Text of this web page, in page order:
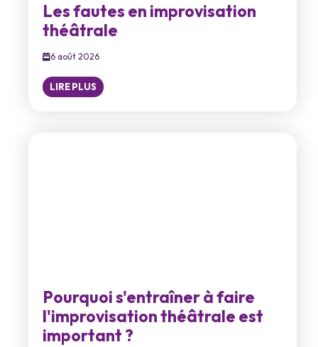
Les fautes en improvisation
théâtrale
6 août 2026
LIRE PLUS
Pourquoi s'entraîner à faire
l'improvisation théâtrale est
important ?